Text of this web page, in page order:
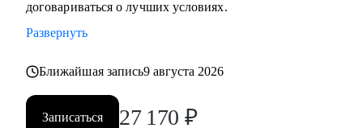
• Тем, кто хочет начать карьеру в IT и Digital или
клиентском сервисе и продажах;
и Digital или клиентском сервисе и продажах;
договариваться о лучших условиях.
Развернуть
Ближайшая запись9 августа 2026
Записаться 27 170 ₽